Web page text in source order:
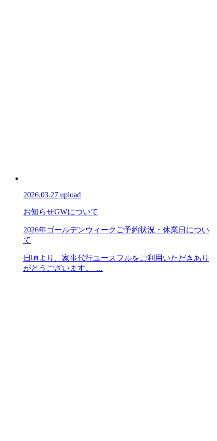
2026.03.27 upload
お知らせGWについて
2026年ゴールデンウィークご予約状況・休業日につい
て
日頃より、家事代行ユースフルをご利用いただきあり
がとうございます。 ...